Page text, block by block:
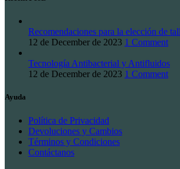
Recomendaciones para la elección de
12 de December de 2023 1 Comment
Tecnología Antibacterial y Antifluidos
12 de December de 2023 1 Comment
Ayuda
Política de Privacidad
Devoluciones y Cambios
Términos y Condiciones
Contáctanos